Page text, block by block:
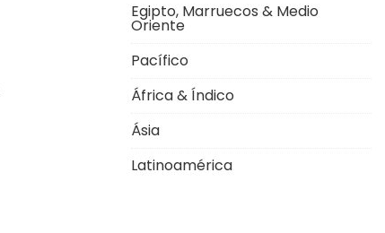
Egipto, Marruecos & Medio
Oriente
Pacífico
África & Índico
Ásia
Latinoamérica